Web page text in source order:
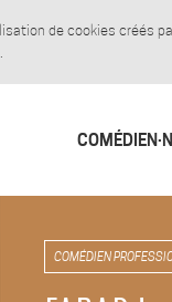
de cookies créés
.
COMÉDIEN